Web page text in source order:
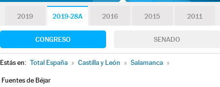
2019 2019-28A 2016 2015 2011
CONGRESO SENADO
Estás en: Total España » Castilla y León » Salamanca »
Fuentes de Béjar